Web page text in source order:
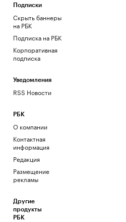
Подписки
Скрыть баннеры
на РБК
Подписка на РБК
Корпоративная
подписка
Уведомления
RSS Новости
РБК
О компании
Контактная
информация
Редакция
Размещение
рекламы
Другие
продукты
РБК